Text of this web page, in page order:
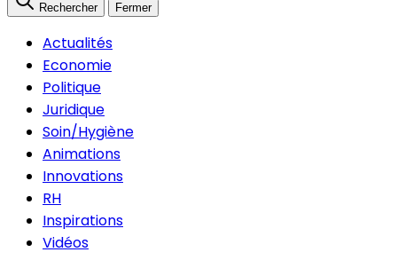
Rechercher Fermer
Actualités
Economie
Politique
Juridique
Soin/Hygiène
Animations
Innovations
RH
Inspirations
Vidéos